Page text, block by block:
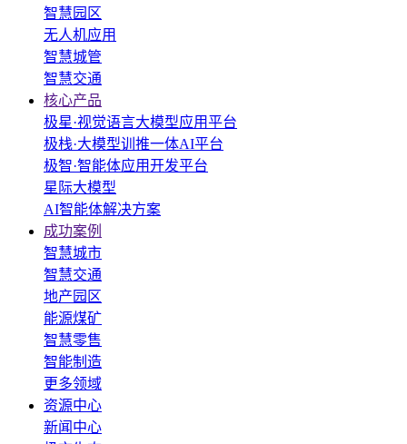
智慧园区
无人机应用
智慧城管
智慧交通
核心产品
极星·视觉语言大模型应用平台
极栈·大模型训推一体AI平台
极智·智能体应用开发平台
星际大模型
AI智能体解决方案
成功案例
智慧城市
智慧交通
地产园区
能源煤矿
智慧零售
智能制造
更多领域
资源中心
新闻中心